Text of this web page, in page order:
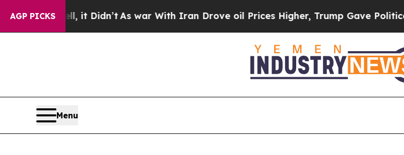
AGP PICKS
it Didn’t As war With Iran Drove oil Prices Higher, Trump Gave Politically
Menu